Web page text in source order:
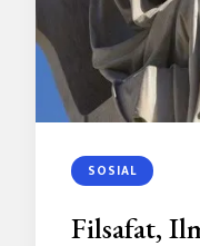
SOSIAL
Filsafat,